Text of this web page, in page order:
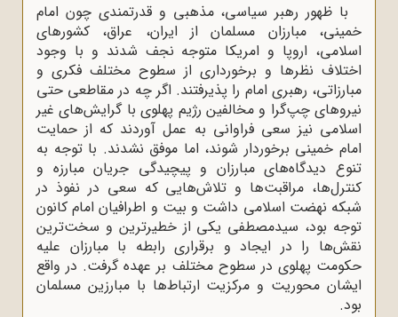
با ظهور رهبر سیاسی، مذهبی و قدرتمندی چون امام
خمینی، مبارزان مسلمان از ایران، عراق، کشورهای
اسلامی، اروپا و امریکا متوجه نجف شدند و با وجود
اختلاف نظرها و برخورداری از سطوح مختلف فکری و
مبارزاتی، رهبری امام را پذیرفتند. اگر چه در مقاطعی حتی
نیروهای چپ‌گرا و مخالفین رژیم پهلوی با گرایش‌های غیر
اسلامی نیز سعی فراوانی به عمل آوردند که از حمایت
امام خمینی برخوردار شوند، اما موفق نشدند. با توجه به
تنوع دیدگاه‌های مبارزان و پیچیدگی جریان مبارزه و
کنترل‌ها، مراقبت‌ها و تلاش‌هایی که سعی در نفوذ در
شبکه نهضت اسلامی داشت و بیت و اطرافیان امام کانون
توجه بود، سیدمصطفی یکی از خطیرترین و سخت‌ترین
نقش‌ها را در ایجاد و برقراری رابطه با مبارزان علیه
حکومت پهلوی در سطوح مختلف بر عهده گرفت. در واقع
ایشان محوریت و مرکزیت ارتباط‌ها با مبارزین مسلمان
بود.